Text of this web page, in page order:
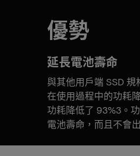
優勢
延長電池壽命
與其他用戶端 SSD 規
在使用過程中的功耗
功耗降低了 93%3。
電池壽命，而且不會